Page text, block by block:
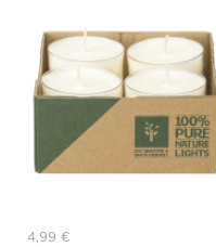
4,99 €